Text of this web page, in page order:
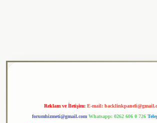
Reklam ve İletişim: E-mail:
forumhizmeti@gmail.com Whatsapp: 0262 606 0 726